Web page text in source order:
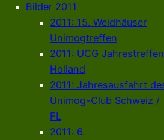
Bilder 2011
2011: 15. Weidhäuser
Unimogtreffen
2011: UCG Jahrestreffen
Holland
2011: Jahresausfahrt
Unimog-Club Schweiz /
FL
2011: 6.